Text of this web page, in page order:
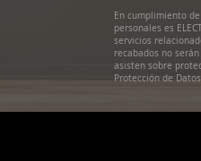
de
noticias:
En cumplimiento
personales es
servicios
recabados no
asisten sobre
Protección de